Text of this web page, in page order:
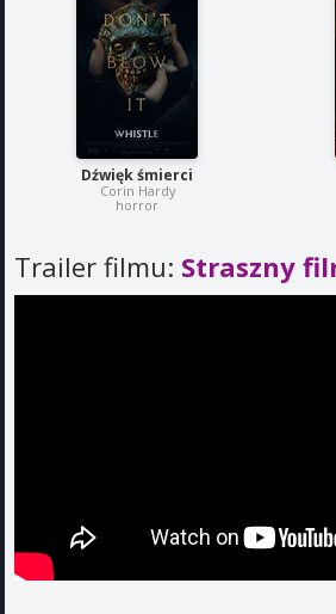
Dźwięk śmierci
Corin Hardy
horror
Trailer filmu: Straszny